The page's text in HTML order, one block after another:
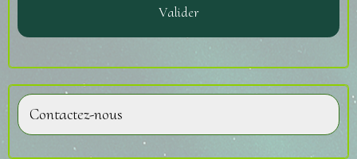
Valider
Contactez-nous